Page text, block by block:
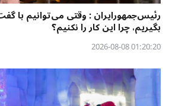
رئیس‌جمهورایران : وقتی می‌توانیم با
بگیریم، چرا این کار را نکنیم؟
01:20:20 2026-08-08